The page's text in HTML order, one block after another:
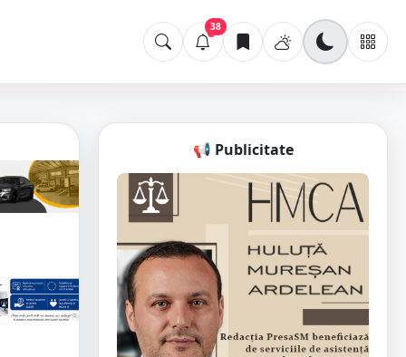
38
📢 Publicitate